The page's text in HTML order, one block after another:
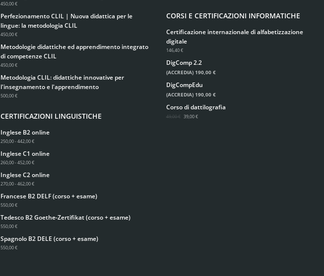
450,00 €
Perfezionamento CLIL | Nuova didattica per le
lingue: la metodologia CLIL
450,00 €
Metodologie didattiche ed apprendimento integrato
di competenze CLIL
450,00 €
Metodologia CLIL: didattiche innovative per
l'insegnamento e l'apprendimento
500,00 €
CERTIFICAZIONI LINGUISTICHE
Inglese B2 online
250,00 - 442,00 €
Inglese C1 online
260,00 - 452,00 €
Inglese C2 online
270,00 - 462,00 €
Francese B2 DELF (corso + esame)
550,00 €
Tedesco B2 Goethe-Zertifikat (corso + esame)
550,00 €
Spagnolo B2 DELE (corso + esame)
550,00 €
CORSI E CERTIFICAZIONI INFORMATICHE
Certificazione internazionale di alfabetizzazione
digitale
146,40 €
DigComp 2.2
(ACCREDIA) 190,00 €
DigCompEdu
(ACCREDIA) 190,00 €
Corso di dattilografia
49,00 € 39,00 €